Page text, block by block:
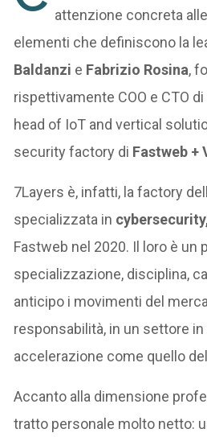
attenzione concreta
elementi che definiscono la
Baldanzi e Fabrizio Rosina,
rispettivamente COO e CTO di
head of IoT and vertical
security factory di Fastweb +
7Layers è, infatti, la factory
specializzata in
Fastweb nel 2020. Il loro è un
specializzazione, disciplina,
anticipo i movimenti del
responsabilità, in un settore
accelerazione come quello
Accanto alla dimensione
tratto personale molto netto: